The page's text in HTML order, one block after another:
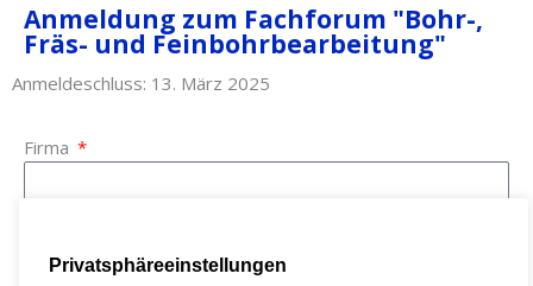
Anmeldung zum Fachforum "Bohr-,
Fräs- und Feinbohrbearbeitung"
Anmeldeschluss: 13. März 2025
Firma
Privatsphäreeinstellungen